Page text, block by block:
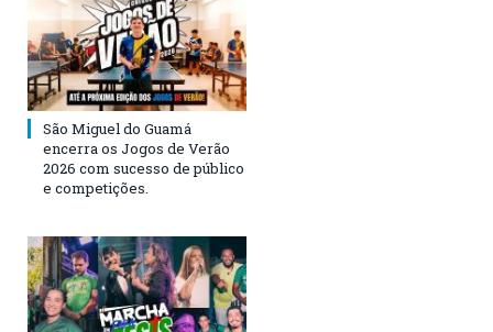
São Miguel do Guamá
encerra os Jogos de Verão
2026 com sucesso de público
e competições.